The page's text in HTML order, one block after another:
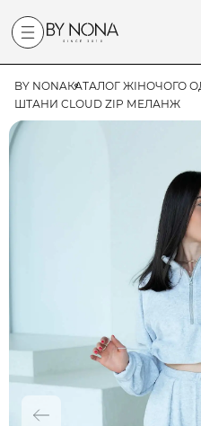
BY NONAКАТАЛОГ ЖІНОЧОГО
ШТАНИ CLOUD ZIP МЕЛАНЖ